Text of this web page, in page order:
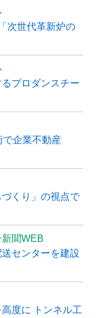
次世代革新炉の
プロダンスチー
で企業不動産
くり」の視点で
聞WEB
センターを建設
度に トンネル工